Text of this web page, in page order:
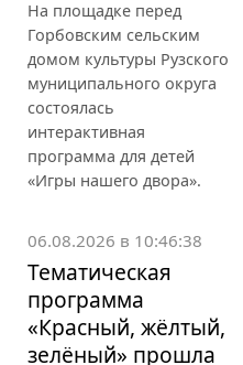
На площадке перед
Горбовским сельским
домом культуры Рузского
муниципального округа
состоялась
интерактивная
программа для детей
«Игры нашего двора».
06.08.2026 в 10:46:38
Тематическая
программа
«Красный, жёлтый,
зелёный» прошла